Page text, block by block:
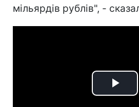
мільярдів рублів", -
Play